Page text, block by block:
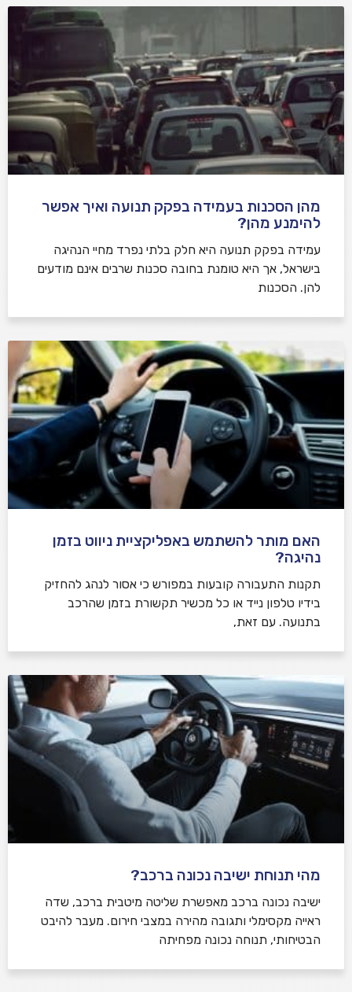
מהן הסכנות בעמידה בפקק תנועה ואיך אפשר
להימנע מהן?
עמידה בפקק תנועה היא חלק בלתי נפרד מחיי הנהיגה
בישראל, אך היא טומנת בחובה סכנות שרבים אינם מודעים
להן. הסכנות
האם מותר להשתמש באפליקציית ניווט בזמן
נהיגה?
תקנות התעבורה קובעות במפורש כי אסור לנהג להחזיק
בידיו טלפון נייד או כל מכשיר תקשורת בזמן שהרכב
בתנועה. עם זאת,
מהי תנוחת ישיבה נכונה ברכב?
ישיבה נכונה ברכב מאפשרת שליטה מיטבית ברכב, שדה
ראייה מקסימלי ותגובה מהירה במצבי חירום. מעבר להיבט
הבטיחותי, תנוחה נכונה מפחיתה